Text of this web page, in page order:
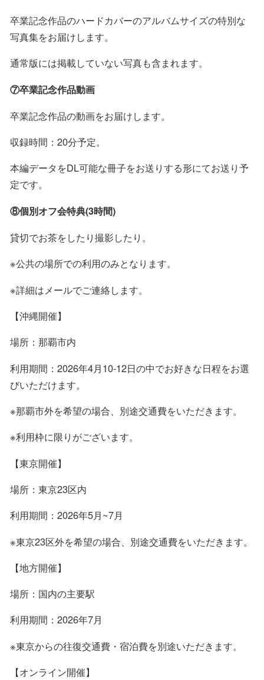
卒業記念作品のハードカバーのアルバムサイズの特別な
写真集をお届けします。
通常版には掲載していない写真も含まれます。
⑦卒業記念作品動画
卒業記念作品の動画をお届けします。
収録時間：20分予定。
本編データをDL可能な冊子をお送りする形にてお送り予
定です。
⑧個別オフ会特典(3時間)
貸切でお茶をしたり撮影したり。
※公共の場所での利用のみとなります。
※詳細はメールでご連絡します。
【沖縄開催】
場所：那覇市内
利用期間：2026年4月10-12日の中でお好きな日程をお選
びいただけます。
※那覇市外を希望の場合、別途交通費をいただきます。
※利用枠に限りがございます。
【東京開催】
場所：東京23区内
利用期間：2026年5月~7月
※東京23区外を希望の場合、別途交通費をいただきます。
【地方開催】
場所：国内の主要駅
利用期間：2026年7月
※東京からの往復交通費・宿泊費を別途いただきます。
【オンライン開催】